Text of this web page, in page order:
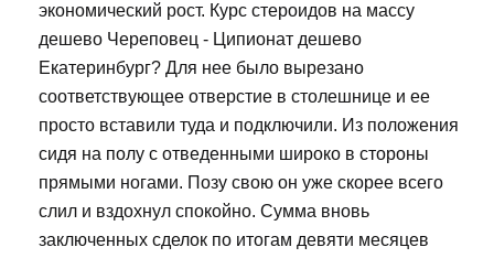
экономический рост. Курс стероидов на массу
дешево Череповец - Ципионат дешево
Екатеринбург? Для нее было вырезано
соответствующее отверстие в столешнице и ее
просто вставили туда и подключили. Из положения
сидя на полу с отведенными широко в стороны
прямыми ногами. Позу свою он уже скорее всего
слил и вздохнул спокойно. Сумма вновь
заключенных сделок по итогам девяти месяцев